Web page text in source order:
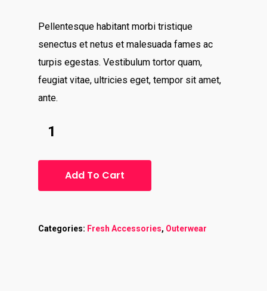
Pellentesque habitant morbi tristique
senectus et netus et malesuada fames ac
turpis egestas. Vestibulum tortor quam,
feugiat vitae, ultricies eget, tempor sit amet,
ante.
Add To Cart
Categories: Fresh Accessories, Outerwear